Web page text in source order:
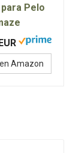
Pelo
Amazon